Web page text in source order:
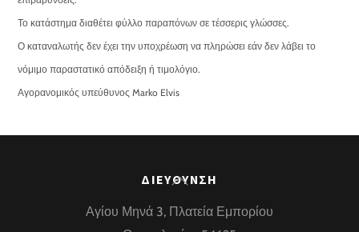
Το κατάστημα διαθέτει φύλλο παραπόνων σε τέσσερις γλώσσες.
Ο καταναλωτής δεν έχει την υποχρέωση να πληρώσει εάν δεν λάβει το
νόμιμο παραστατικό απόδειξη ή τιμολόγιο.
Αγορανομικός υπεύθυνος Marko Elvis
Back
ΔΙΕΥΘΥΝΣΗ
Αγίου Μηνά 3, Πλατεία Εμπορίου